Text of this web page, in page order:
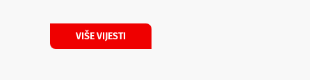
VIŠE VIJESTI